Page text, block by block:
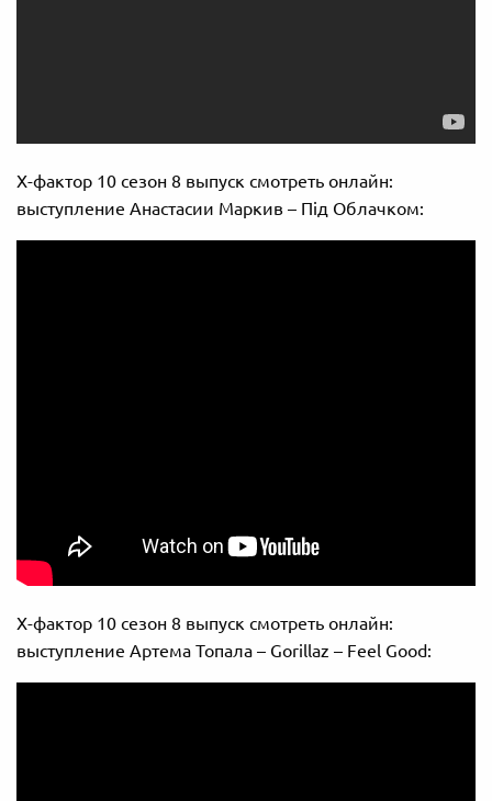
Х-фактор 10 сезон 8 выпуск смотреть онлайн:
выступление Анастасии Маркив – Під Облачком:
Х-фактор 10 сезон 8 выпуск смотреть онлайн:
выступление Артема Топала – Gorillaz – Feel Good: